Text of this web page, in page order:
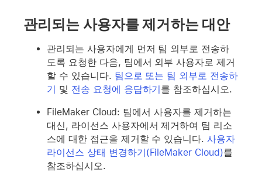
관리되는 사용자를 제거하는 대안
관리되는 사용자에게 먼저 팀 외부로 전송하
도록 요청한 다음, 팀에서 외부 사용자로 제거
할 수 있습니다. 팀으로 또는 팀 외부로 전송하
기 및 전송 요청에 응답하기를 참조하십시오.
FileMaker Cloud: 팀에서 사용자를 제거하는
대신, 라이선스 사용자에서 제거하여 팀 리소
스에 대한 접근을 제거할 수 있습니다.사용자
라이선스 상태 변경하기(FileMaker Cloud)를
참조하십시오.